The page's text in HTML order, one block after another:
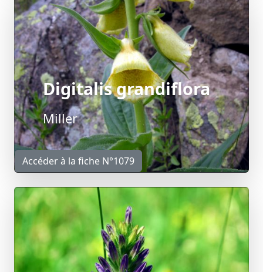
Digitalis grandiflora
Miller
Accéder à la fiche N°1079